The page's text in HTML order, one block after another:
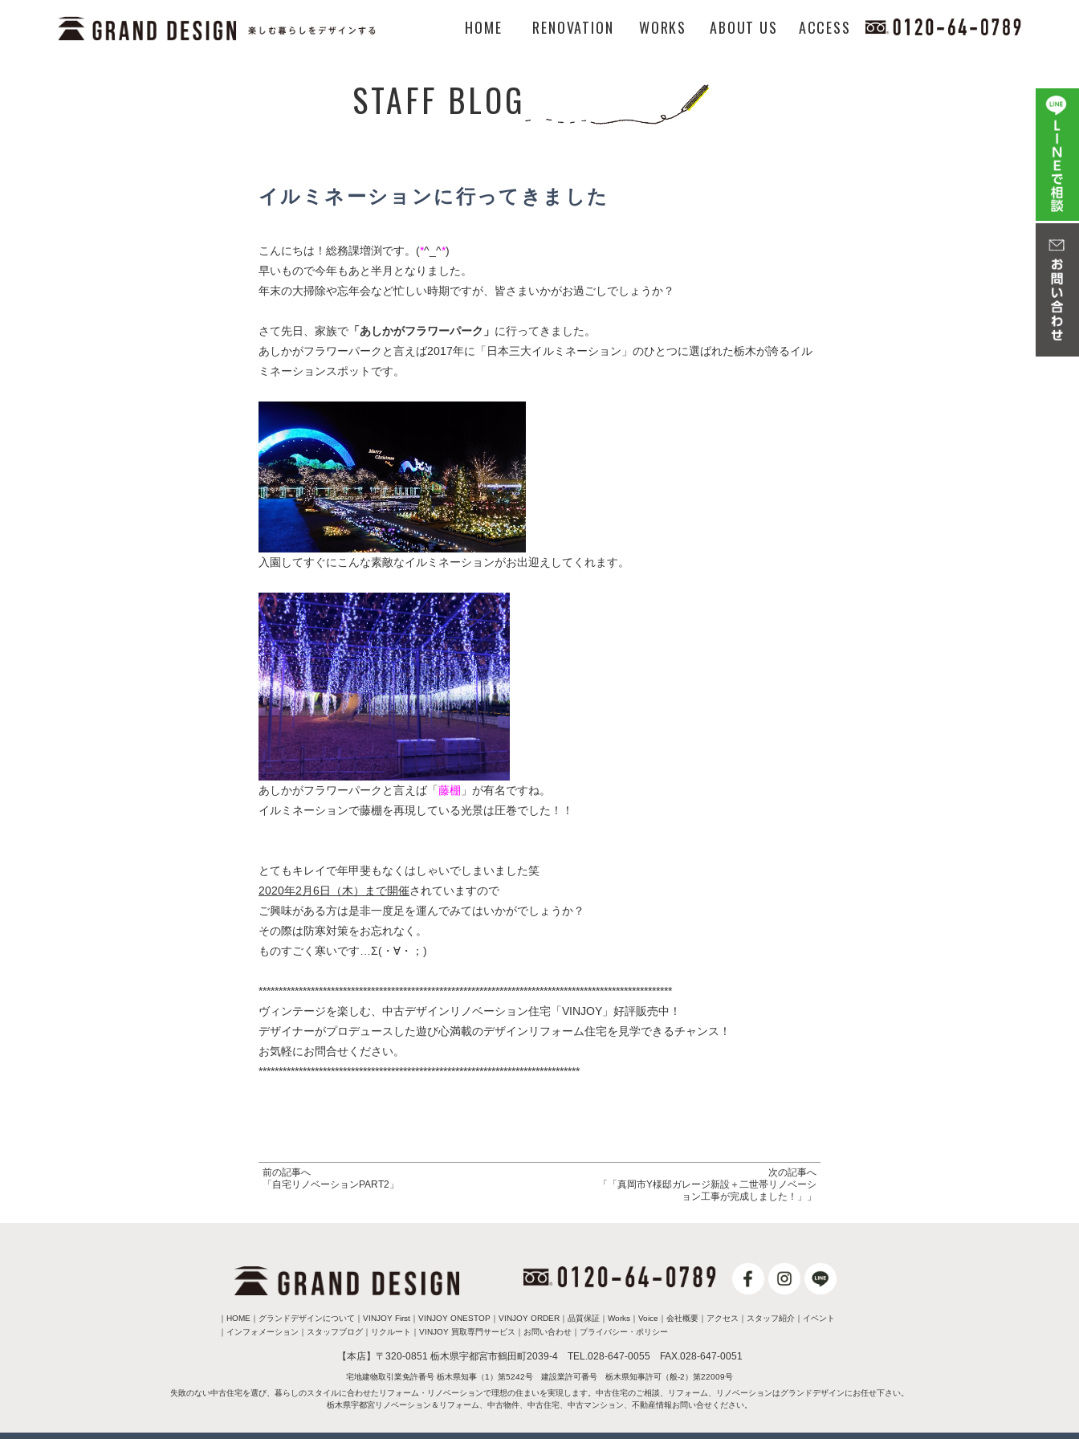
HOME RENOVATION WORKS ABOUT US ACCESS
STAFF BLOG
イルミネーションに行ってきました
こんにちは！総務課増渕です。(*^_^*)
早いもので今年もあと半月となりました。
年末の大掃除や忘年会など忙しい時期ですが、皆さまいかがお過ごしでしょうか？
さて先日、家族で 「あしかがフラワーパーク 」 に行ってきました。
あしかがフラワーパークと言えば2017年に「日本三大イルミネーション」のひとつに選ばれた栃木が誇るイル
ミネーションスポットです。
入園してすぐにこんな素敵なイルミネーションがお出迎えしてくれます。
あしかがフラワーパークと言えば「藤棚 」が有名ですね。
イルミネーションで藤棚を再現している光景は圧巻でした！！
とてもキレイで年甲斐もなくはしゃいでしまいました笑
2020年2月6日（木）まで開催されていますので
ご興味がある方は是非一度足を運んでみてはいかがでしょうか？
その際は防寒対策をお忘れなく。
ものすごく寒いです…Σ(・∀・；)
*******************************************************************************************************
ヴィンテージを楽しむ、中古デザインリノベーション住宅「VINJOY」好評販売中！
デザイナーがプロデュースした遊び心満載のデザインリフォーム住宅を見学できるチャンス！
お気軽にお問合せください。
********************************************************************************
前の記事へ
「自宅リノベーションPART2」
次の記事へ
「「真岡市Y様邸ガレージ新設＋二世帯リノベーシ
ョン工事が完成しました！」」
｜ HOME ｜ グランドデザインについて ｜ VINJOY First ｜ VINJOY ONESTOP ｜ VINJOY ORDER ｜ 品質保証 ｜ Works ｜ Voice ｜ 会社概要 ｜ アクセス ｜ スタッフ紹介 ｜ イベント
｜ インフォメーション ｜ スタッフブログ ｜ リクルート ｜ VINJOY 買取専門サービス ｜ お問い合わせ ｜ プライバシー・ポリシー
【本店】〒320-0851 栃木県宇都宮市鶴田町2039-4 TEL.028-647-0055 FAX.028-647-0051
宅地建物取引業免許番号 栃木県知事（1）第5242号 建設業許可番号 栃木県知事許可（般-2）第22009号
失敗のない中古住宅を選び、暮らしのスタイルに合わせたリフォーム・リノベーションで理想の住まいを実現します。中古住宅のご相談、リフォーム、リノベーションはグランドデザインにお任せ下さい。
栃木県宇都宮リノベーション＆リフォーム、中古物件、中古住宅、中古マンション、不動産情報お問い合せください。